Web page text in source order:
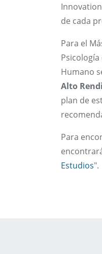
de cada
Para el
Humano
Alto
plan de
Para
Estudios".